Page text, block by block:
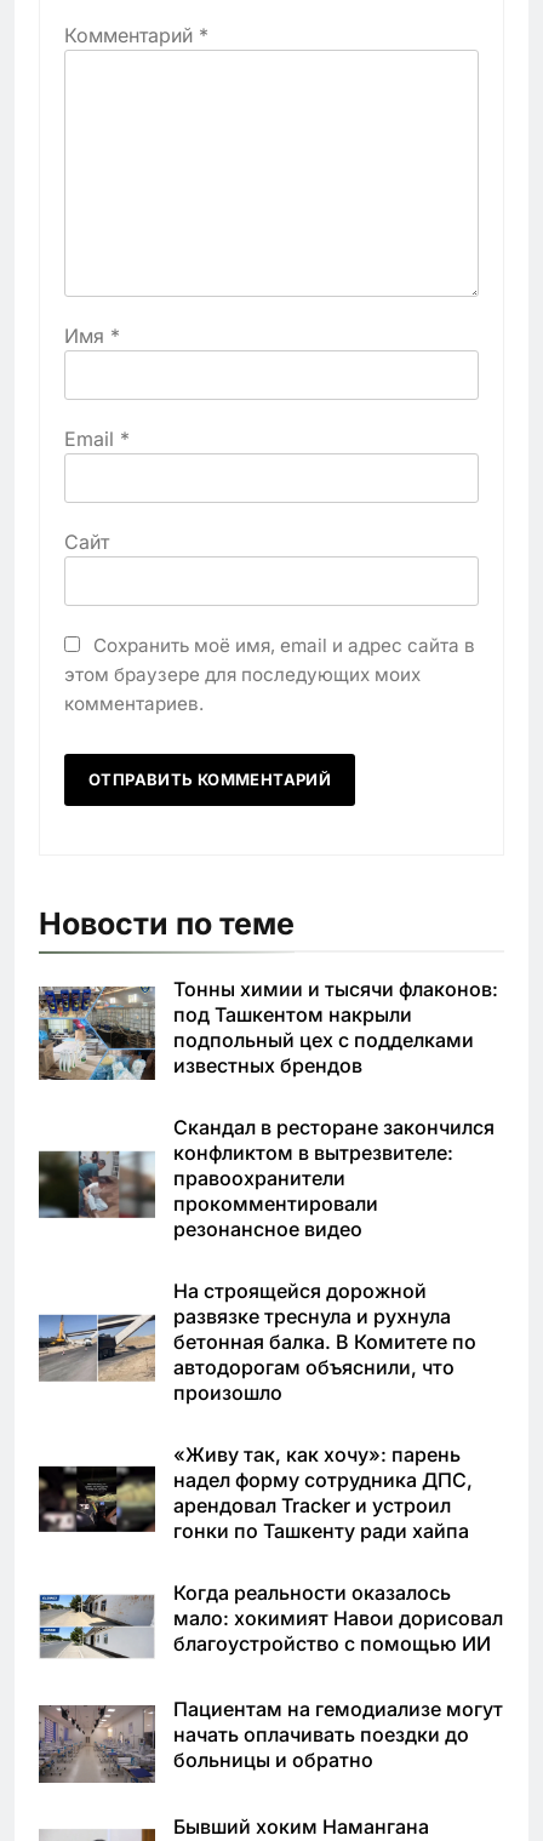
Комментарий *
Имя *
Email *
Сайт
Сохранить моё имя, email и адрес сайта в
этом браузере для последующих моих
комментариев.
Новости по теме
Тонны химии и тысячи флаконов:
под Ташкентом накрыли
подпольный цех с подделками
известных брендов
Скандал в ресторане закончился
конфликтом в вытрезвителе:
правоохранители
прокомментировали
резонансное видео
На строящейся дорожной
развязке треснула и рухнула
бетонная балка. В Комитете по
автодорогам объяснили, что
произошло
«Живу так, как хочу»: парень
надел форму сотрудника ДПС,
арендовал Tracker и устроил
гонки по Ташкенту ради хайпа
Когда реальности оказалось
мало: хокимият Навои дорисовал
благоустройство с помощью ИИ
Пациентам на гемодиализе могут
начать оплачивать поездки до
больницы и обратно
Бывший хоким Намангана